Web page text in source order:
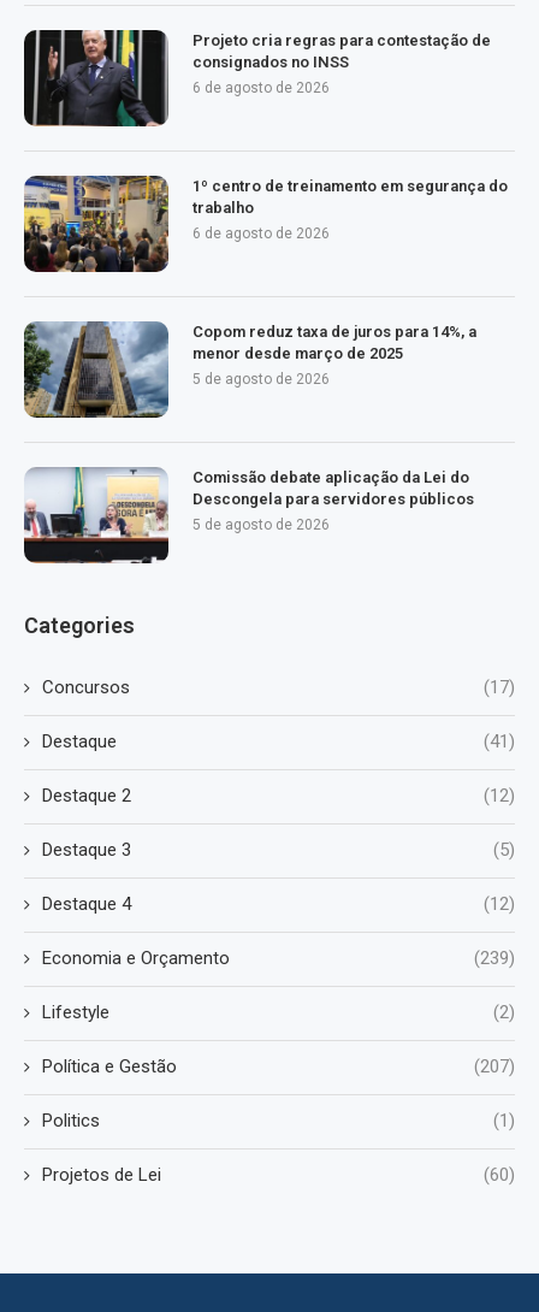
Projeto cria regras para contestação de
consignados no INSS
6 de agosto de 2026
1º centro de treinamento em segurança do
trabalho
6 de agosto de 2026
Copom reduz taxa de juros para 14%, a
menor desde março de 2025
5 de agosto de 2026
Comissão debate aplicação da Lei do
Descongela para servidores públicos
5 de agosto de 2026
Categories
Concursos (17)
Destaque (41)
Destaque 2 (12)
Destaque 3 (5)
Destaque 4 (12)
Economia e Orçamento (239)
Lifestyle (2)
Política e Gestão (207)
Politics (1)
Projetos de Lei (60)